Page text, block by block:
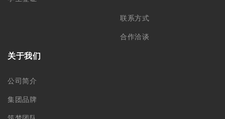
联系方式
合作洽谈
关于我们
公司简介
集团品牌